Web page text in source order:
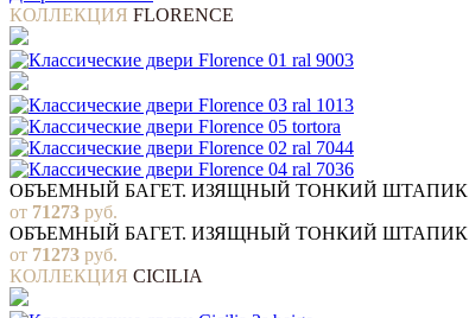
КОЛЛЕКЦИЯ FLORENCE
ОБЪЕМНЫЙ БАГЕТ. ИЗЯЩНЫЙ ТОНКИЙ ШТАПИК
от 71273 руб.
ОБЪЕМНЫЙ БАГЕТ. ИЗЯЩНЫЙ ТОНКИЙ ШТАПИК
от 71273 руб.
КОЛЛЕКЦИЯ CICILIA